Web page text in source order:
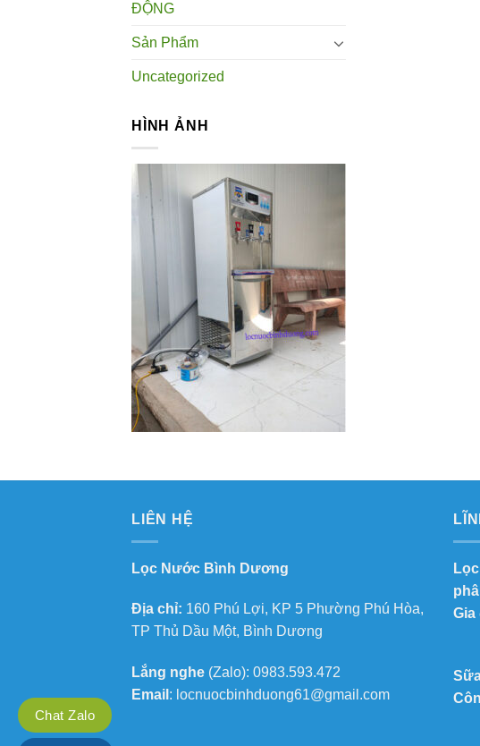
ĐỘNG
Sản Phẩm
Uncategorized
HÌNH ẢNH
LIÊN HỆ
Lọc Nước Bình Dương
Địa chỉ: 160 Phú Lợi, KP 5 Phường Phú Hòa,
TP Thủ Dầu Một, Bình Dương
Lắng nghe (Zalo): 0983.593.472
Email : locnuocbinhduong61@gmail.com
Chat Zalo